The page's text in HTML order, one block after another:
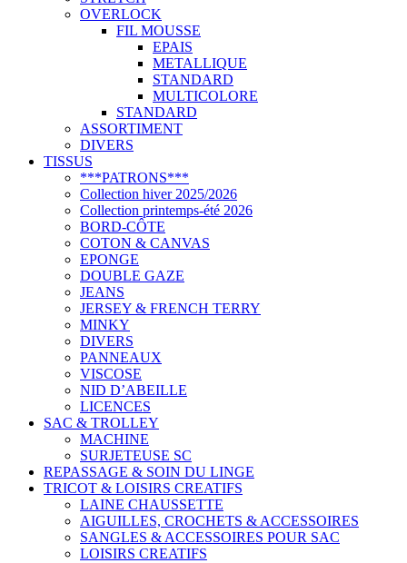
OVERLOCK
FIL MOUSSE
EPAIS
METALLIQUE
STANDARD
MULTICOLORE
STANDARD
ASSORTIMENT
DIVERS
TISSUS
***PATRONS***
Collection hiver 2025/2026
Collection printemps-été 2026
BORD-CÔTE
COTON & CANVAS
EPONGE
DOUBLE GAZE
JEANS
JERSEY & FRENCH TERRY
MINKY
DIVERS
PANNEAUX
VISCOSE
NID D’ABEILLE
LICENCES
SAC & TROLLEY
MACHINE
SURJETEUSE SC
REPASSAGE & SOIN DU LINGE
TRICOT & LOISIRS CREATIFS
LAINE CHAUSSETTE
AIGUILLES, CROCHETS & ACCESSOIRES
SANGLES & ACCESSOIRES POUR SAC
LOISIRS CREATIFS